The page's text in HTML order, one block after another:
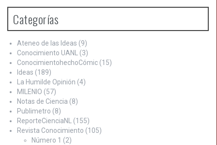
Categorías
Ateneo de las Ideas (9)
Conocimiento UANL (3)
ConocimientohechoCómic (15)
Ideas (189)
La Humilde Opinión (4)
MILENIO (57)
Notas de Ciencia (8)
Publimetro (8)
ReporteCienciaNL (155)
Revista Conocimiento (105)
Número 1 (2)